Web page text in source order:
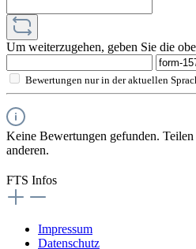
Um weiterzugehen, geben Sie die
Bewertungen nur in der aktuellen
Keine Bewertungen gefunden.
anderen.
FTS Infos
Impressum
Datenschutz